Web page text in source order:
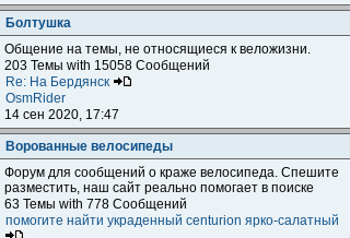
Болтушка
Общение на темы, не относящиеся к веложизни.
203 Темы with 15058 Сообщений
Re: На Бердянск
OsmRider
14 сен 2020, 17:47
Ворованные велосипеды
Форум для сообщений о краже велосипеда. Спешите
разместить, наш сайт реально помогает в поиске
63 Темы with 778 Сообщений
помогите найти украденный centurion ярко-салатный